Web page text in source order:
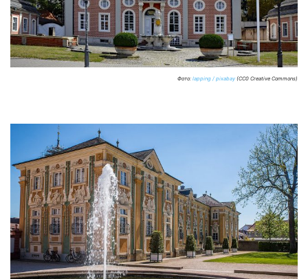
Фото: lapping / pixabay (CC0 Creative Commons)